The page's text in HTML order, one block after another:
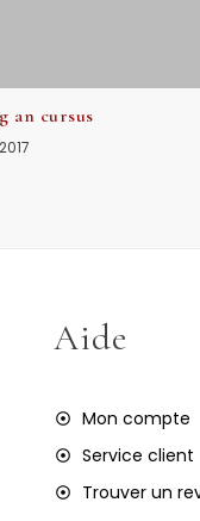
an cursus
Aide
Mon compte
Service client
Trouver un